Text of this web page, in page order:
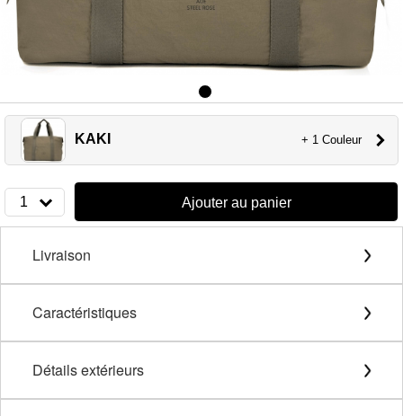
KAKI + 1 Couleur
1 Ajouter au panier
Livraison
Caractéristiques
Détails extérieurs